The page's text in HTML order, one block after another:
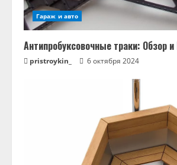
Гараж и авто
Антипробуксовочные траки: Обзор
pristroykin_ 6 октября 2024